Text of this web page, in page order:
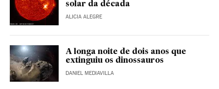
solar da década
ALICIA ALEGRE
A longa noite de dois anos que
extinguiu os dinossauros
DANIEL MEDIAVILLA